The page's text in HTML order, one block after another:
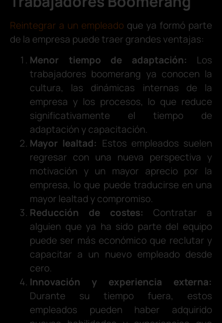
Reintegrar a un empleado que ya formó parte
de la empresa puede traer grandes ventajas:
Menor tiempo de adaptación: Los
trabajadores boomerang ya conocen la
cultura, las dinámicas internas de la
empresa y los procesos, lo que reduce
significativamente el tiempo de
adaptación y capacitación.
Mayor lealtad: Estos empleados suelen
regresar con una nueva perspectiva y
motivación y un mayor aprecio por la
empresa, lo que puede traducirse en una
mayor lealtad y compromiso.
Reducción de costes: Contratar a
alguien que ya ha sido parte del equipo
puede ser más económico que reclutar y
capacitar a un nuevo empleado desde
cero.
Innovación y experiencia externa:
Durante su tiempo fuera, estos
empleados pueden haber adquirido